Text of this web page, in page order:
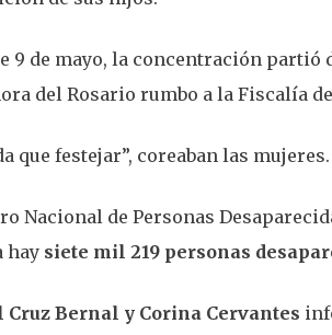
9 de mayo, la concentración partió
del Rosario rumbo a la Fiscalía
que festejar”, coreaban las mujeres.
Nacional de Personas
hay siete mil 219 personas
Bernal y Corina Cervantes